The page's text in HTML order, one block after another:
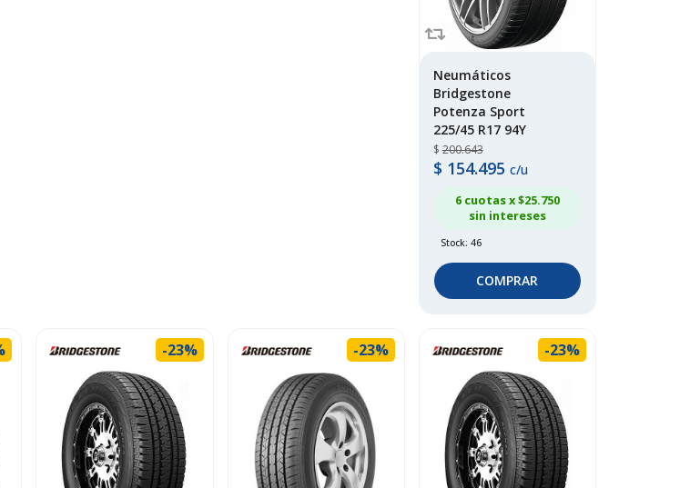
Neumáticos
Bridgestone
Potenza Sport
225/45 R17 94Y
$200.643
$ 154.495 c/u
6 cuotas x $25.750
sin intereses
Stock: 46
COMPRAR
-23% -23% -23%